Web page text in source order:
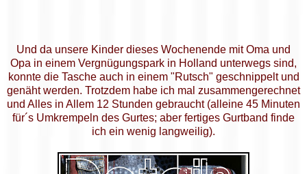
Und da unsere Kinder dieses Wochenende mit Oma und
Opa in einem Vergnügungspark in Holland unterwegs sind,
konnte die Tasche auch in einem "Rutsch" geschnippelt und
genäht werden. Trotzdem habe ich mal zusammengerechnet
und Alles in Allem 12 Stunden gebraucht (alleine 45 Minuten
für´s Umkrempeln des Gurtes; aber fertiges Gurtband finde
ich ein wenig langweilig).